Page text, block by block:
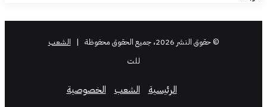
© حقوق النشر 2026، جميع الحقوق محفوظة |
الشعب
للت
الرئيسية الشعب الخصوصية